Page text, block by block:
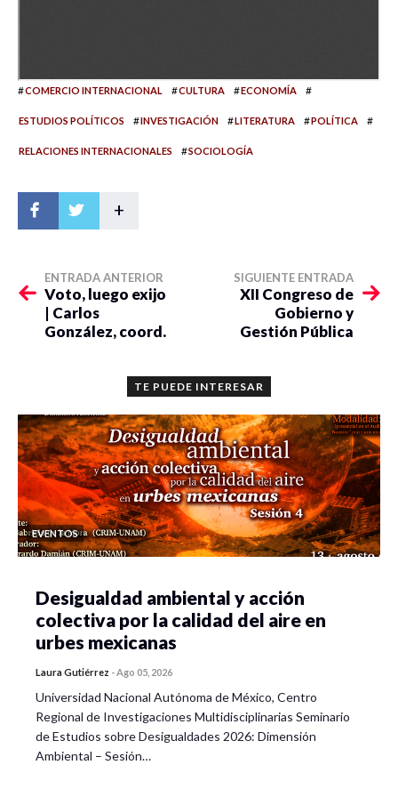
#COMERCIO INTERNACIONAL #CULTURA #ECONOMÍA #
ESTUDIOS POLÍTICOS #INVESTIGACIÓN #LITERATURA #POLÍTICA #
RELACIONES INTERNACIONALES #SOCIOLOGÍA
+
ENTRADA ANTERIOR
Voto, luego exijo
| Carlos
González, coord.
SIGUIENTE ENTRADA
XII Congreso de
Gobierno y
Gestión Pública
TE PUEDE INTERESAR
EVENTOS
Desigualdad ambiental y acción
colectiva por la calidad del aire en
urbes mexicanas
Laura Gutiérrez -Ago 05, 2026
Universidad Nacional Autónoma de México, Centro
Regional de Investigaciones Multidisciplinarias Seminario
de Estudios sobre Desigualdades 2026: Dimensión
Ambiental – Sesión…